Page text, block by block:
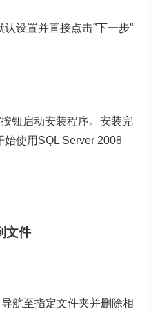
设置并直接点击”下一步”
钮启动安装程序。安装完
始使用SQL Server 2008
文件
航至指定文件夹并删除相